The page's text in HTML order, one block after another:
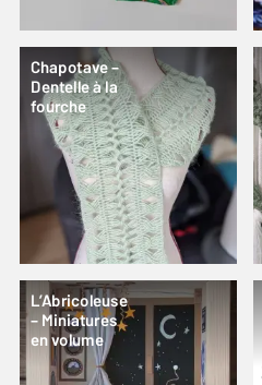
Chapotave –
Dentelle à la
fourche
L’Abricoleuse
– Miniatures
en volume